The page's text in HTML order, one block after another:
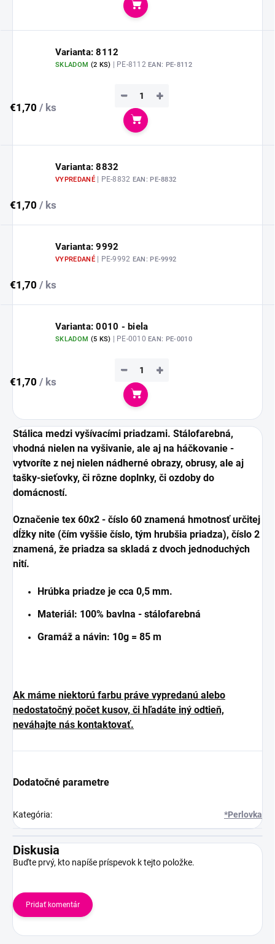
Do košíka
Varianta: 8112
SKLADOM (2 KS) | PE-8112EAN: PE-8112
€1,70 / ks
+
−
Do košíka
Varianta: 8832
VYPREDANÉ | PE-8832 EAN: PE-8832
€1,70 / ks
Varianta: 9992
VYPREDANÉ | PE-9992 EAN: PE-9992
€1,70 / ks
Varianta: 0010 - biela
SKLADOM (5 KS) | PE-0010EAN: PE-0010
€1,70 / ks
+
−
Do košíka
Stálica medzi vyšívacími priadzami. Stálofarebná,
vhodná nielen na vyšivanie, ale aj na háčkovanie -
vytvoríte z nej nielen nádherné obrazy, obrusy, ale aj
tašky-sieťovky, či rôzne doplnky, či ozdoby do
domácností.
Označenie tex 60x2 - číslo 60 znamená hmotnosť určitej
dĺžky nite (čím vyššie číslo, tým hrubšia priadza), číslo 2
znamená, že priadza sa skladá z dvoch jednoduchých
nití.
Hrúbka priadze je cca 0,5 mm.
Materiál: 100% bavlna - stálofarebná
Gramáž a návin: 10g = 85 m
Ak máme niektorú farbu práve vypredanú alebo
nedostatočný počet kusov, či hľadáte iný odtieň,
neváhajte nás kontaktovať.
Dodatočné parametre
Kategória: *Perlovka
Diskusia
Buďte prvý, kto napíše príspevok k tejto položke.
Pridať komentár